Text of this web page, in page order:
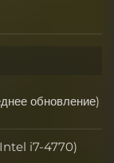
обновление)
i7-4770)